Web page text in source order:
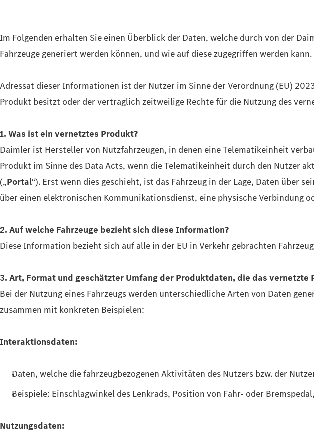
Im Folgenden erhalten Sie einen Überblick der Daten, welche durch von der
Fahrzeuge generiert werden können, und wie auf diese zugegriffen werden kann.
Adressat dieser Informationen ist der Nutzer im Sinne der Verordnung (EU)
Produkt besitzt oder der vertraglich zeitweilige Rechte für die Nutzung des
1. Was ist ein vernetztes Produkt?
Daimler ist Hersteller von Nutzfahrzeugen, in denen eine Telematikeinheit
Produkt im Sinne des Data Acts, wenn die Telematikeinheit durch den Nutzer
(„Portal“). Erst wenn dies geschieht, ist das Fahrzeug in der Lage, Daten über
über einen elektronischen Kommunikationsdienst, eine physische Verbindung
2. Auf welche Fahrzeuge bezieht sich diese Information?
Diese Information bezieht sich auf alle in der EU in Verkehr gebrachten
3. Art, Format und geschätzter Umfang der Produktdaten, die das vernetzte
Bei der Nutzung eines Fahrzeugs werden unterschiedliche Arten von Daten
zusammen mit konkreten Beispielen:
Interaktionsdaten:
Daten, welche die fahrzeugbezogenen Aktivitäten des Nutzers bzw. der
Beispiele: Einschlagwinkel des Lenkrads, Position von Fahr- oder
Nutzungsdaten: